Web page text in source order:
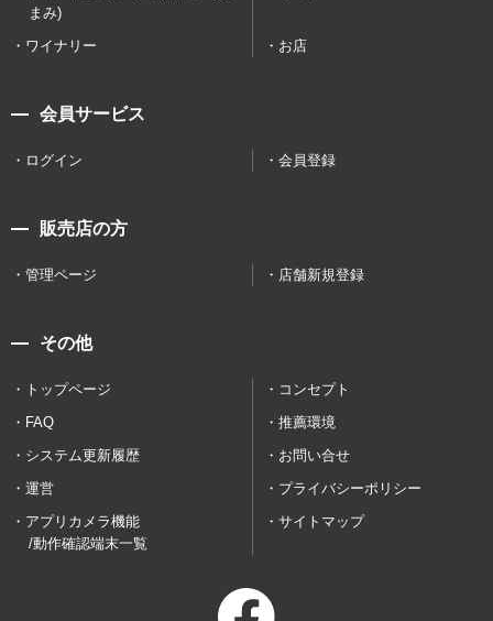
まみ)
ワイナリー お店
会員サービス
ログイン 会員登録
販売店の方
管理ページ 店舗新規登録
その他
トップページ
コンセプト
FAQ
推薦環境
システム更新履歴
お問い合せ
運営
プライバシーポリシー
アプリカメラ機能
/動作確認端末一覧
サイトマップ